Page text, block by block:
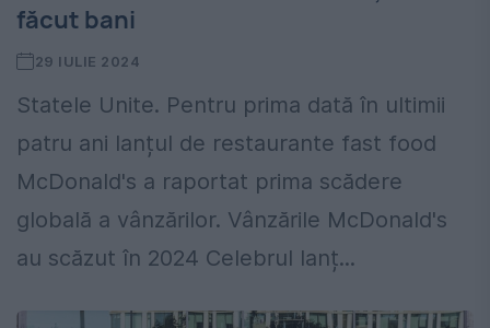
făcut bani
29 IULIE 2024
Statele Unite. Pentru prima dată în ultimii
patru ani lanțul de restaurante fast food
McDonald's a raportat prima scădere
globală a vânzărilor. Vânzările McDonald's
au scăzut în 2024 Celebrul lanț...